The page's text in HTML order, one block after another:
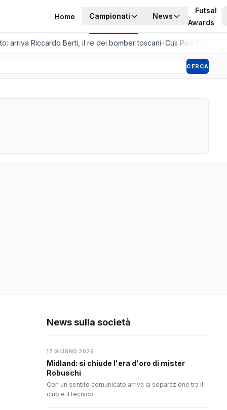
Home Campionati News
Futsal
Awards
Riccardo Berti, il re dei bomber toscani•Cus Pisa
CERCA
News sulla società
17 GIUGNO 2026
Midland: si chiude l'era d'oro di mister
Robuschi
Con un sentito comunicato arriva la separazione tra il
club e il tecnico